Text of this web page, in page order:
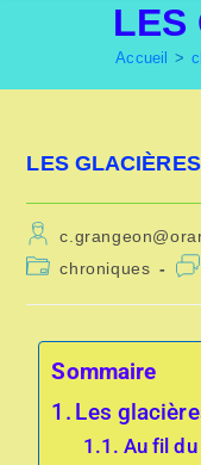
LES
Accueil >
LES GLACIÈRES
chroniques
Sommaire
Les
Au fil